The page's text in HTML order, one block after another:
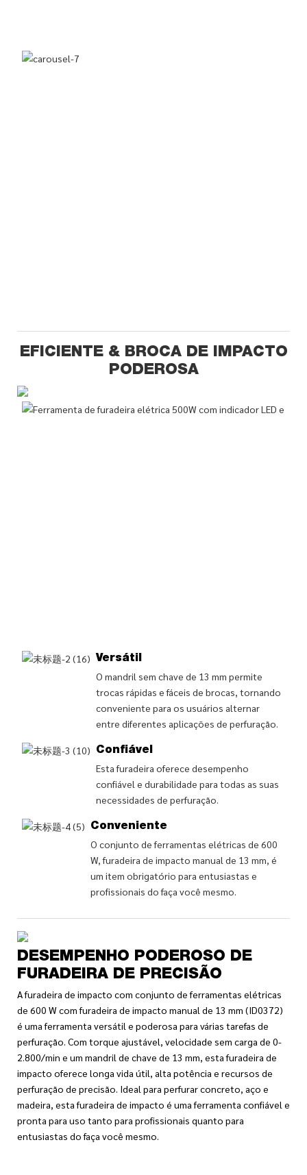
EFICIENTE & BROCA DE IMPACTO
PODEROSA
Versátil
O mandril sem chave de 13 mm permite
trocas rápidas e fáceis de brocas, tornando
conveniente para os usuários alternar
entre diferentes aplicações de perfuração.
Confiável
Esta furadeira oferece desempenho
confiável e durabilidade para todas as suas
necessidades de perfuração.
Conveniente
O conjunto de ferramentas elétricas de 600
W, furadeira de impacto manual de 13 mm, é
um item obrigatório para entusiastas e
profissionais do faça você mesmo.
DESEMPENHO PODEROSO DE
FURADEIRA DE PRECISÃO
A furadeira de impacto com conjunto de ferramentas elétricas
de 600 W com furadeira de impacto manual de 13 mm (ID0372)
é uma ferramenta versátil e poderosa para várias tarefas de
perfuração. Com torque ajustável, velocidade sem carga de 0-
2.800/min e um mandril de chave de 13 mm, esta furadeira de
impacto oferece longa vida útil, alta potência e recursos de
perfuração de precisão. Ideal para perfurar concreto, aço e
madeira, esta furadeira de impacto é uma ferramenta confiável e
pronta para uso tanto para profissionais quanto para
entusiastas do faça você mesmo.